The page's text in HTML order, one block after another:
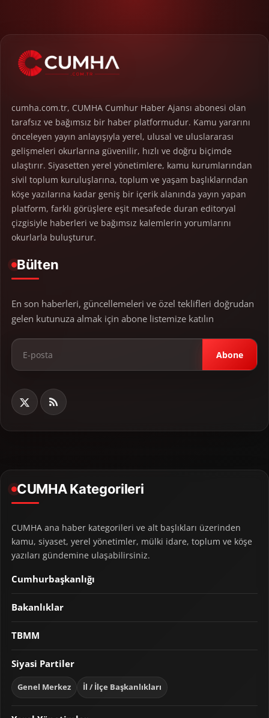
cumha.com.tr, CUMHA Cumhur Haber Ajansı abonesi olan
tarafsız ve bağımsız bir haber platformudur. Kamu yararını
önceleyen yayın anlayışıyla yerel, ulusal ve uluslararası
gelişmeleri okurlarına güvenilir, hızlı ve doğru biçimde
ulaştırır. Siyasetten yerel yönetimlere, kamu kurumlarından
sivil toplum kuruluşlarına, toplum ve yaşam başlıklarından
köşe yazılarına kadar geniş bir içerik alanında yayın yapan
platform, farklı görüşlere eşit mesafede duran editoryal
çizgisiyle haberleri ve bağımsız kalemlerin yorumlarını
okurlarla buluşturur.
Bülten
En son haberleri, güncellemeleri ve özel teklifleri doğrudan
gelen kutunuza almak için abone listemize katılın
Abone
CUMHA Kategorileri
CUMHA ana haber kategorileri ve alt başlıkları üzerinden
kamu, siyaset, yerel yönetimler, mülki idare, toplum ve köşe
yazıları gündemine ulaşabilirsiniz.
Cumhurbaşkanlığı
Bakanlıklar
TBMM
Siyasi Partiler
Genel Merkez İl / İlçe Başkanlıkları